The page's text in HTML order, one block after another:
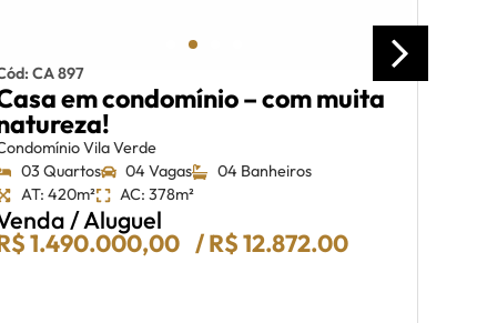
CA 897
em condomínio – com muita
Vila Verde
03 Quartos
04 Vagas
04 Banheiros
AT: 420m²
AC: 378m²
/ Aluguel
1.490.000,00 / R$ 12.872.00